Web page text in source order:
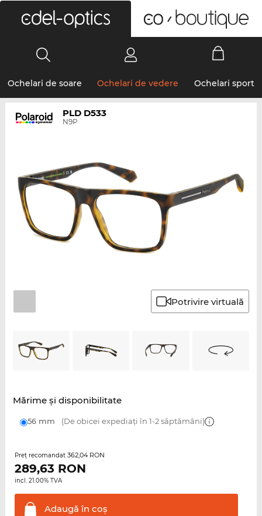
Ochelari de soare Ochelari de vedere Ochelari sport
PLD D533
N9P
Potrivire virtuală
Mărime şi disponibilitate
56 mm (De obicei expediați în 1-2 săptămâni)
Preţ recomandat 362,04 RON
289,63 RON
incl. 21.00% TVA
Adaugă în coş